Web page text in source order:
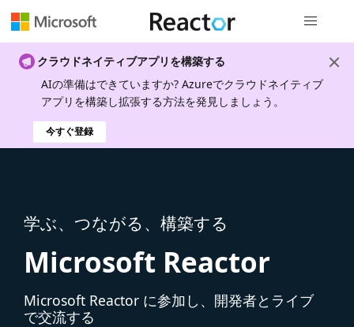
クラウドネイティブアプリを構築する
AIの準備はできていますか? Azureでクラウドネイティブ
アプリを構築し拡張する方法を発見しましょう。
今すぐ登録
学ぶ、つながる、構築する
Microsoft Reactor
Microsoft Reactor に参加し、開発者とライブ
で交流する